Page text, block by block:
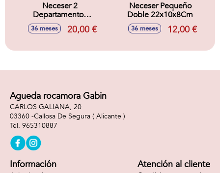
Neceser 2
Departamentos
Adaptable a Carro
26x15x12,5Cm
36 meses 20,00 €
Neceser Pequeño
Doble 22x10x8Cm
36 meses 12,00 €
Agueda rocamora Gabin
CARLOS GALIANA, 20
03360 -Callosa De Segura ( Alicante )
965310887
Información Atención al cliente